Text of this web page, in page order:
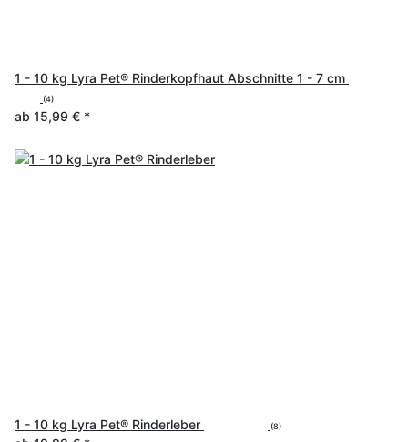
1 - 10 kg Lyra Pet® Rinderkopfhaut Abschnitte 1 - 7 cm
(4)
ab 15,99 € *
1 - 10 kg Lyra Pet® Rinderleber (8)